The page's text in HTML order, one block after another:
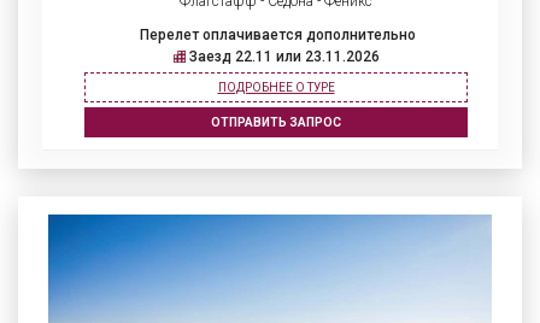
Перелет оплачивается дополнительно
Заезд 22.11 или 23.11.2026
ПОДРОБНЕЕ О ТУРЕ
ОТПРАВИТЬ ЗАПРОС